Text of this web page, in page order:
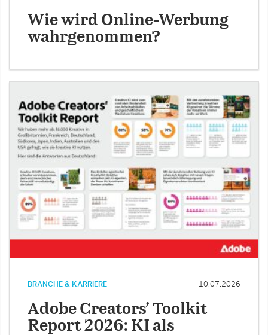
Wie wird Online-Werbung
wahrgenommen?
BRANCHE & KARRIERE 10.07.2026
Adobe Creators’ Toolkit
Report 2026: KI als